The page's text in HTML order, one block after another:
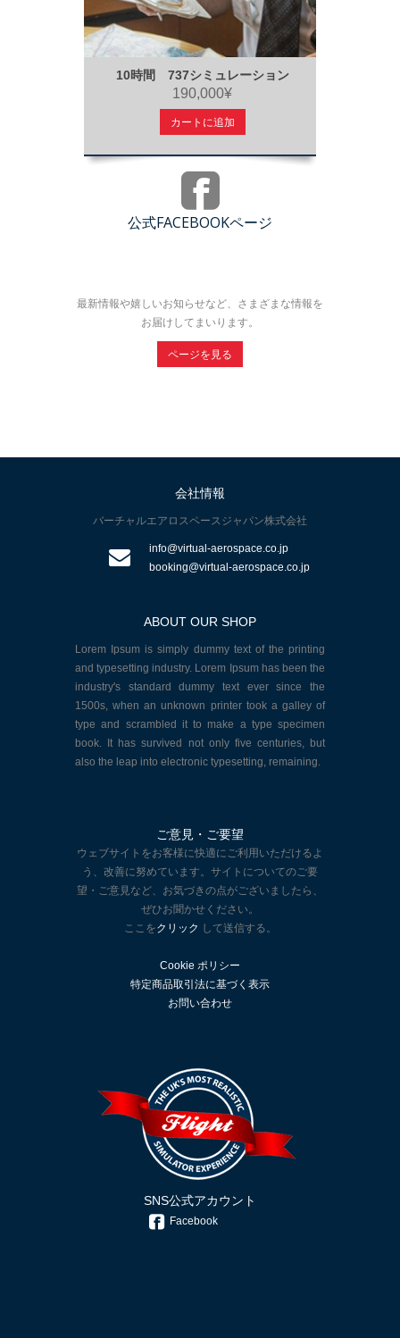
10時間 737シミュレーション
190,000¥
カートに追加
公式FACEBOOKページ
最新情報や嬉しいお知らせなど、さまざまな情報を
お届けしてまいります。
ページを見る
会社情報
バーチャルエアロスペースジャパン株式会社
info@virtual-aerospace.co.jp
booking@virtual-aerospace.co.jp
ABOUT OUR SHOP
Lorem Ipsum is simply dummy text of the printing
and typesetting industry. Lorem Ipsum has been the
industry's standard dummy text ever since the
1500s, when an unknown printer took a galley of
type and scrambled it to make a type specimen
book. It has survived not only five centuries, but
also the leap into electronic typesetting, remaining.
ご意見・ご要望
ウェブサイトをお客様に快適にご利用いただけるよ
う、改善に努めています。サイトについてのご要
望・ご意見など、お気づきの点がございましたら、
ぜひお聞かせください。
ここをクリック して送信する。
Cookie ポリシー
特定商品取引法に基づく表示
お問い合わせ
SNS公式アカウント
Facebook